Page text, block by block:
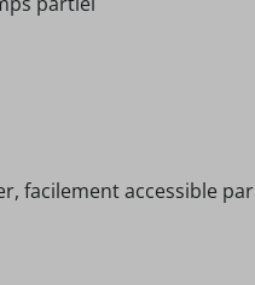
facilement accessible par